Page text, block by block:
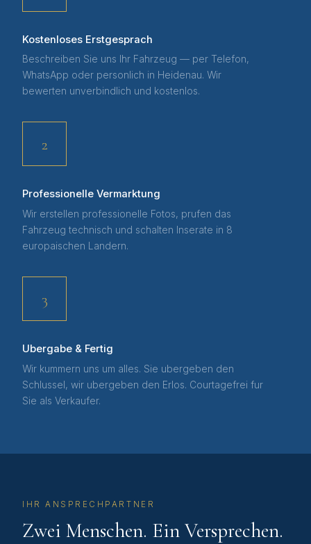
Kostenloses Erstgesprach
Beschreiben Sie uns Ihr Fahrzeug — per Telefon,
WhatsApp oder personlich in Heidenau. Wir
bewerten unverbindlich und kostenlos.
2
Professionelle Vermarktung
Wir erstellen professionelle Fotos, prufen das
Fahrzeug technisch und schalten Inserate in 8
europaischen Landern.
3
Ubergabe & Fertig
Wir kummern uns um alles. Sie ubergeben den
Schlussel, wir ubergeben den Erlos. Courtagefrei fur
Sie als Verkaufer.
IHR ANSPRECHPARTNER
Zwei Menschen. Ein Versprechen.